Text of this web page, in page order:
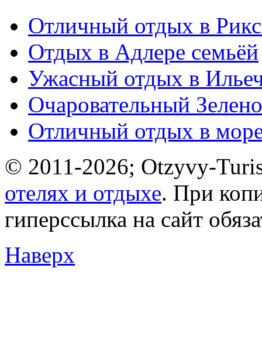
Отличный отдых в
Отдых в Адлере семьёй
Ужасный отдых в
Очаровательный
Отличный отдых в
© 2011-2026; Otzyvy-
отелях и отдыхе. При
гиперссылка на сайт
Наверх